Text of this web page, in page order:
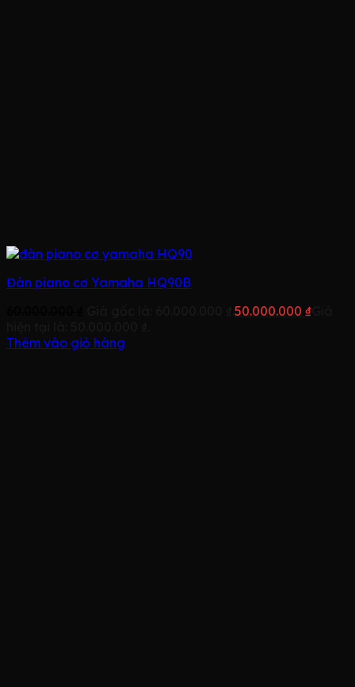
Đàn piano cơ Yamaha HQ90B
50.000.000 ₫
Thêm vào giỏ hàng